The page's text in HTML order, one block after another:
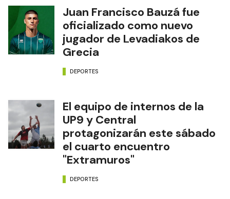
Juan Francisco Bauzá fue
oficializado como nuevo
jugador de Levadiakos de
Grecia
DEPORTES
El equipo de internos de la
UP9 y Central
protagonizarán este sábado
el cuarto encuentro
"Extramuros"
DEPORTES